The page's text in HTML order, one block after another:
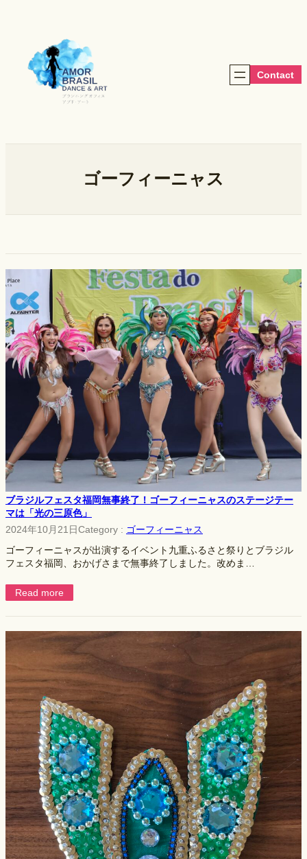
Contact
ゴーフィーニャス
ブラジルフェスタ福岡無事終了！ゴーフィーニャスのステージテー
マは「光の三原色」
2024年10月21日Category : ゴーフィーニャス
ゴーフィーニャスが出演するイベント九重ふるさと祭りとブラジル
フェスタ福岡、おかげさまで無事終了しました。改めま…
Read more